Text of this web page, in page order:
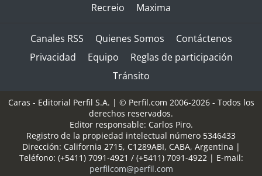
Recreio
Maxima
Canales RSS Quienes Somos
Contáctenos
Privacidad
Equipo
Reglas de participación
Tránsito
Caras - Editorial Perfil S.A. | © Perfil.com 2006-2026 - Todos los
derechos reservados.
Editor responsable: Carlos Piro.
Registro de la propiedad intelectual número 5346433
Dirección: California 2715, C1289ABI, CABA, Argentina |
Teléfono: (+5411) 7091-4921 / (+5411) 7091-4922 | E-mail:
perfilcom@perfil.com